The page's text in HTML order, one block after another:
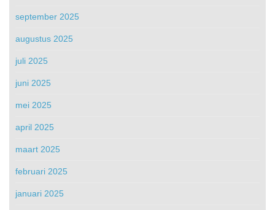
september 2025
augustus 2025
juli 2025
juni 2025
mei 2025
april 2025
maart 2025
februari 2025
januari 2025